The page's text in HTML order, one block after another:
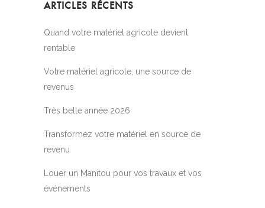
ARTICLES RÉCENTS
Quand votre matériel agricole devient
rentable
Votre matériel agricole, une source de
revenus
Très belle année 2026
Transformez votre matériel en source de
revenu
Louer un Manitou pour vos travaux et vos
événements